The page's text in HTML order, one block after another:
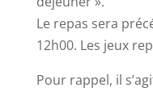
Le repas sera
12h00. Les jeux
Pour rappel, il